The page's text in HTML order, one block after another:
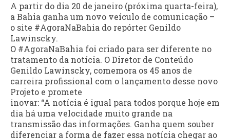
A partir do dia 20 de janeiro (próxima quarta-feira),
a Bahia ganha um novo veículo de comunicação –
o site #AgoraNaBahia do repórter Genildo
Lawinscky.
O #AgoraNaBahia foi criado para ser diferente no
tratamento da notícia. O Diretor de Conteúdo
Genildo Lawinscky, comemora os 45 anos de
carreira profissional com o lançamento desse novo
Projeto e promete
inovar: “A notícia é igual para todos porque hoje em
dia há uma velocidade muito grande na
transmissão das informações. Ganha quem souber
diferenciar a forma de fazer essa notícia chegar ao